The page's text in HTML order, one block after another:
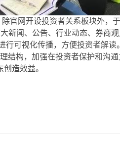
官网开设投资者关系板块外，
新闻、公告、行业动态、券商
可视化传播，方便投资者解读。
结构，加强在投资者保护和沟
造效益。